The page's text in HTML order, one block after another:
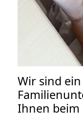
Wir sind ein
Ihnen beim